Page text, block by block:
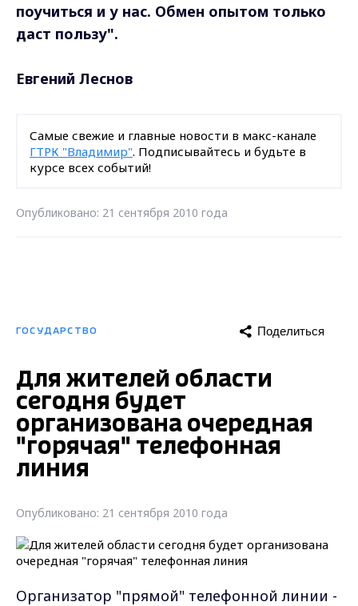
поучиться и у нас. Обмен опытом только
даст пользу".
Евгений Леснов
Самые свежие и главные новости в макс-канале
ГТРК "Владимир". Подписывайтесь и будьте в
курсе всех событий!
Опубликовано: 21 сентября 2010 года
ГОСУДАРСТВО Поделиться
Для жителей области
сегодня будет
организована очередная
"горячая" телефонная
линия
Опубликовано: 21 сентября 2010 года
Организатор "прямой" телефонной линии -